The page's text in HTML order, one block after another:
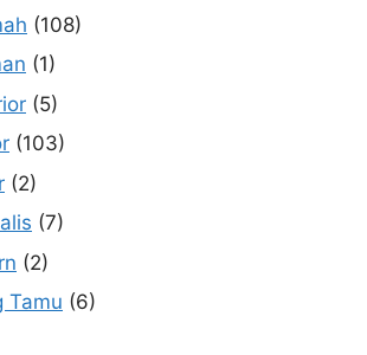
(108)
(1)
(5)
(103)
(2)
(7)
(2)
Tamu (6)